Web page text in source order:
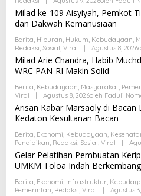
Milad ke-109 Aisyiyah, Pemkot
dan Dakwah Kemanusiaan
Berita, Hiburan, Hukum, Kebudayaan,
Redaksi, Sosial, Viral Agustus 8, 2026
Milad Arie Chandra, Habib
WRC PAN-RI Makin Solid
Berita, Kebudayaan, Masyarakat,
Viral
Agustus 8, 2026Oleh Faduli
Arisan Kabar Marsaoly di Bacan
Kedaton Kesultanan Bacan
Berita, Ekonomi, Kebudayaan,
Pendidikan, Redaksi, Sosial, Viral
Gelar Pelatihan Pembuatan
UMKM Toloa Indah Berkembang
Berita, Ekonomi, Infrastruktur,
Pemerintah, Redaksi, Viral Agustus